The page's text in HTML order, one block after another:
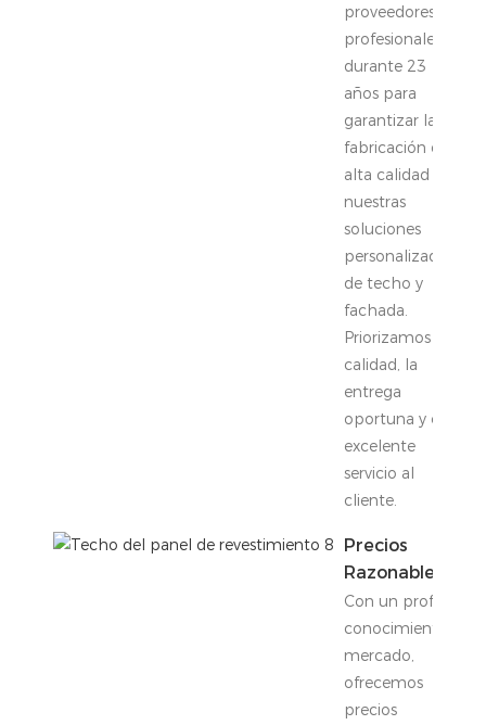
proveedores
profesionales
durante 23
años para
garantizar la
fabricación de
alta calidad de
nuestras
soluciones
personalizadas
de techo y
fachada.
Priorizamos la
calidad, la
entrega
oportuna y el
excelente
servicio al
cliente.
Precios
Razonables
Con un profundo
conocimiento del
mercado,
ofrecemos
precios